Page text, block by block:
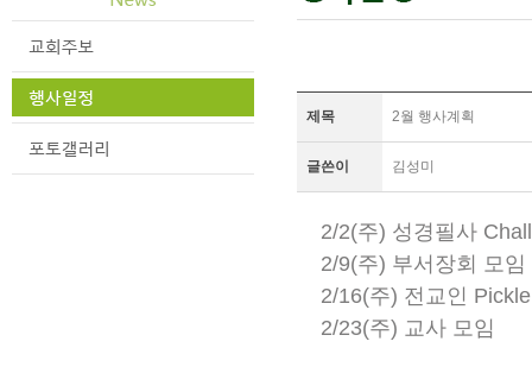
제목 2월 행사계획
글쓴이 김성미
2/2(주) 성경필사
2/9(주) 부서장회 모임
2/16(주) 전교인
2/23(주) 교사 모임